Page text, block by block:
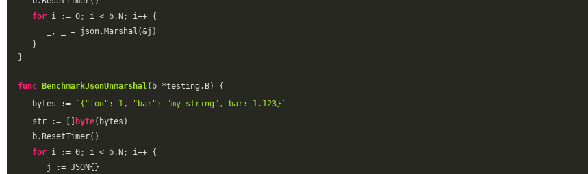
for i := 0; i < b.N; i++ {
_, _ = json.Marshal(&j)
}
}
func BenchmarkJsonUnmarshal(b *testing.B)
{
bytes :=
`{"foo": 1, "bar": "my string", bar: 1.123}`
str := []
byte(bytes)
b.ResetTimer()
for i := 0; i < b.N; i++ {
j := JSON{}